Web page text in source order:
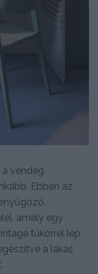
vendég
Ebben az
amely egy
tükörrel lép
a lakás